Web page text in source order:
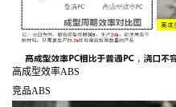
高成型效率ABS
竞品ABS